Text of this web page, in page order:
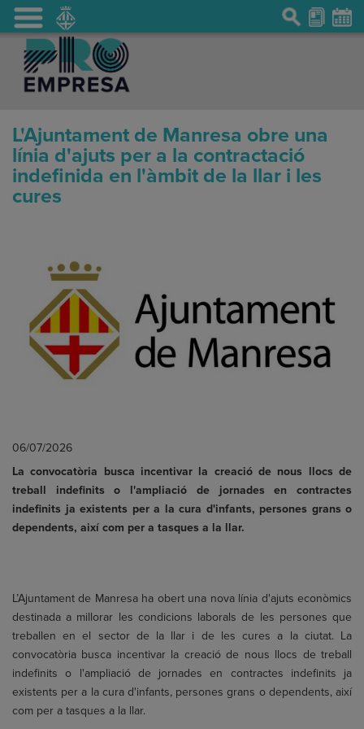
L'Ajuntament de Manresa obre una
línia d'ajuts per a la contractació
indefinida en l'àmbit de la llar i les
cures
06/07/2026
La convocatòria busca incentivar la creació de nous llocs de
treball indefinits o l'ampliació de jornades en contractes
indefinits ja existents per a la cura d'infants, persones grans o
dependents, així com per a tasques a la llar.
L’Ajuntament de Manresa ha obert una nova línia d'ajuts econòmics
destinada a millorar les condicions laborals de les persones que
treballen en el sector de la llar i de les cures a la ciutat. La
convocatòria busca incentivar la creació de nous llocs de treball
indefinits o l'ampliació de jornades en contractes indefinits ja
existents per a la cura d'infants, persones grans o dependents, així
com per a tasques a la llar.